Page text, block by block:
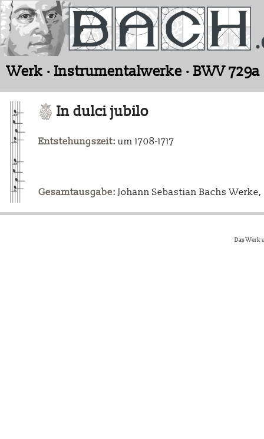
Werk · Instrumentalwerke · BWV 729a
In dulci jubilo
Entstehungszeit: um 1708-1717
Gesamtausgabe: Johann Sebastian Bachs Werke,
Das Werk